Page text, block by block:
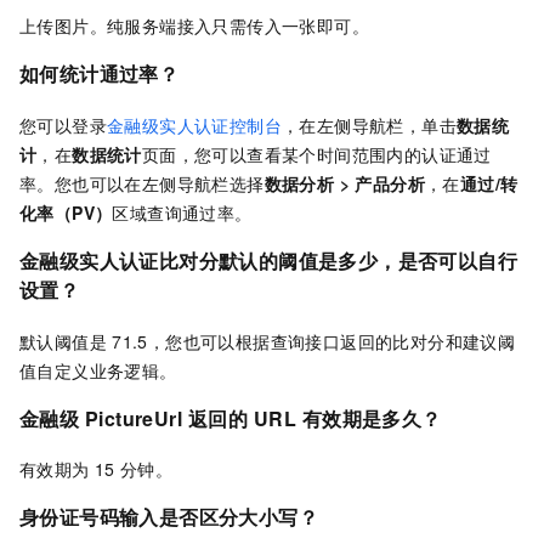
上传图片。纯服务端接入只需传入一张即可。
如何统计通过率？
您可以登录金融级实人认证控制台 ，在左侧导航栏，单击数据统
计 ，在数据统计页面，您可以查看某个时间范围内的认证通过
率。您也可以在左侧导航栏选择数据分析> 产品分析，在通过/转
化率（PV）区域查询通过率。
金融级实人认证比对分默认的阈值是多少，是否可以自行
设置？
默认阈值是 71.5，您也可以根据查询接口返回的比对分和建议阈
值自定义业务逻辑。
金融级 PictureUrl 返回的 URL 有效期是多久？
有效期为 15 分钟。
身份证号码输入是否区分大小写？